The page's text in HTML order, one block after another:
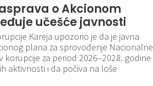
o Akcionom
učešće javnosti
Kareja upozorio je da je javna
plana za sprovođenje Nacionalne
za period 2026–2028. godine
aktivnosti i da počiva na loše